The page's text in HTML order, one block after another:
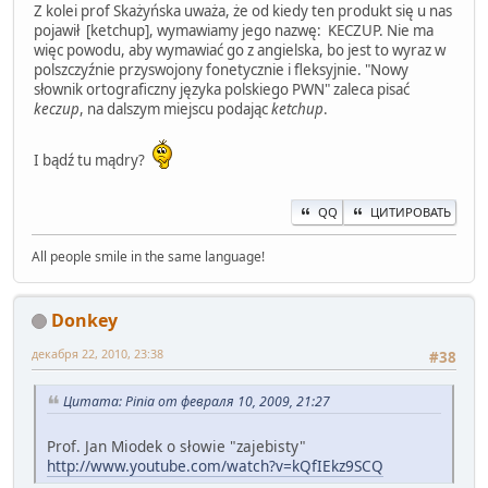
Z kolei prof Skażyńska uważa, że od kiedy ten produkt się u nas
pojawił [ketchup], wymawiamy jego nazwę: KECZUP. Nie ma
więc powodu, aby wymawiać go z angielska, bo jest to wyraz w
polszczyźnie przyswojony fonetycznie i fleksyjnie. "Nowy
słownik ortograficzny języka polskiego PWN" zaleca pisać
keczup, na dalszym miejscu podającketchup.
I bądź tu mądry?
QQ ЦИТИРОВАТЬ
All people smile in the same language!
Donkey
#38
декабря 22, 2010, 23:38
Цитата: Pinia от февраля 10, 2009, 21:27
Prof. Jan Miodek o słowie "zajebisty"
http://www.youtube.com/watch?v=kQfIEkz9SCQ